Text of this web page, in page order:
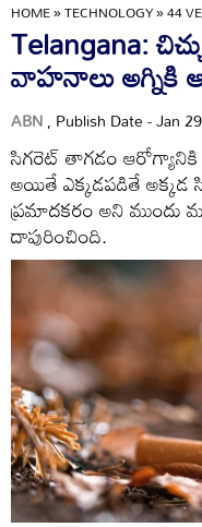
HOME»TECHNOLOGY»44
Telangana:
వాహనాలు అగ్నికి
ABN, Publish Date - Jan
సిగరెట్ తాగడం
అయితే ఎక్కడపడితే
ప్రమాదకరం అని ముందు
దాపురించింది.